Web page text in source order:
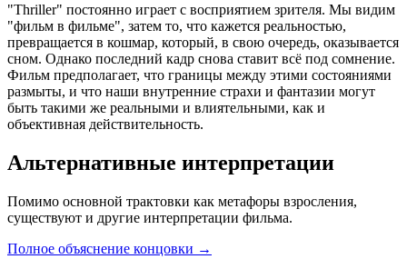
"Thriller" постоянно играет с восприятием зрителя. Мы видим
"фильм в фильме", затем то, что кажется реальностью,
превращается в кошмар, который, в свою очередь, оказывается
сном. Однако последний кадр снова ставит всё под сомнение.
Фильм предполагает, что границы между этими состояниями
размыты, и что наши внутренние страхи и фантазии могут
быть такими же реальными и влиятельными, как и
объективная действительность.
Альтернативные интерпретации
Помимо основной трактовки как метафоры взросления,
существуют и другие интерпретации фильма.
Полное объяснение концовки →